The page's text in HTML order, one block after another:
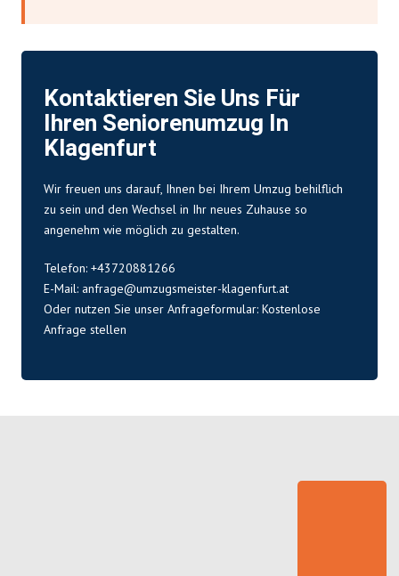
Kontaktieren Sie Uns Für
Ihren Seniorenumzug In
Klagenfurt
Wir freuen uns darauf, Ihnen bei Ihrem Umzug behilflich
zu sein und den Wechsel in Ihr neues Zuhause so
angenehm wie möglich zu gestalten.
Telefon: +43720881266
E-Mail: anfrage@umzugsmeister-klagenfurt.at
Oder nutzen Sie unser Anfrageformular: Kostenlose
Anfrage stellen